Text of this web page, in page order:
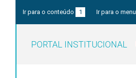
Ir para o conteúdo 1 Ir para o menu
PORTAL INSTITUCIONAL